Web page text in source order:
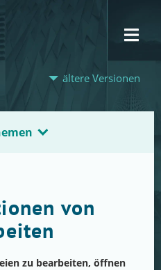
ältere Versionen
von
zu bearbeiten, öffnen